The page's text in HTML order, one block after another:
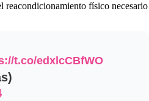
reacondicionamiento físico necesario
t.co/edxlcCBfWO